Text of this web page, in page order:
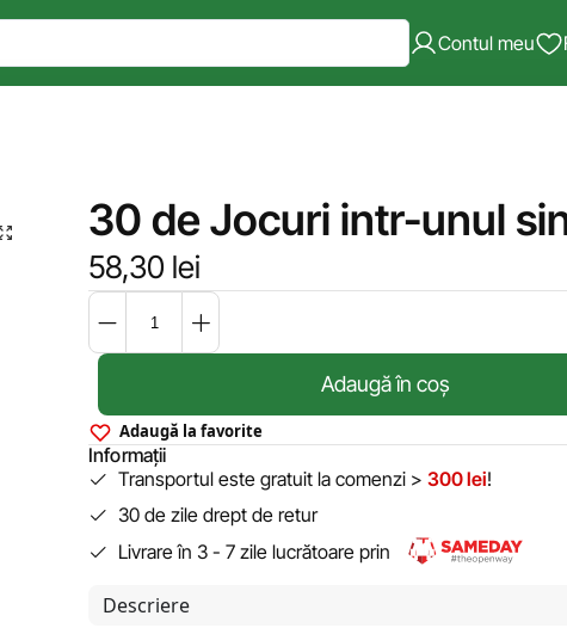
Contul meu
30 de Jocuri intr-unul
58,30 lei
Adaugă în coș
Adaugă la favorite
Informații
Transportul este gratuit la comenzi > 300 lei!
30 de zile drept de retur
Livrare în 3 - 7 zile lucrătoare prin
Descriere